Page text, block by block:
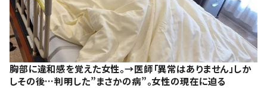
胸部に違和感を覚えた女性。→医師「異常はありません」しか
しその後…判明した”まさかの病”。女性の現在に迫る